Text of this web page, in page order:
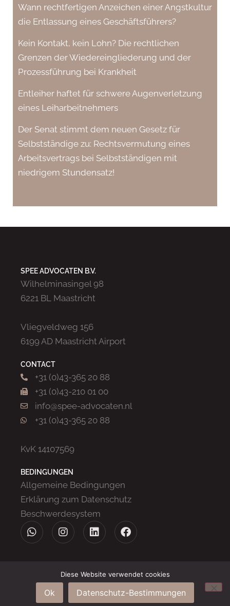
Wann rechtfertigen Anzeichen einer Angstkultur
die Entlassung eines Geschäftsführers?
Kein Kontakt, kein Lohn? Die rechtlichen
Grenzen der Wiedereingliederung und der
Prozessführung bei Krankheit
Entleiher haftet für schwere Augenverletzung
eines Leiharbeitnehmers
Der Senat stimmt dem neuen Gesetz für
Selbstständige zu: Rechtsvermutung eines
Arbeitsvertrags bei Selbstständigen mit
niedrigem Stundensatz!
SPEE ADVOCATEN B.V.
Wilhelminasingel 98
6221 BL Maastricht
Vliegveldweg 156
6199 AD Maastricht Airport
CONTACT
+31 (0)43-365 20 88
+31 (0)43-210 01 00
info@spee-advocaten.nl
+31 (0)43-365 20 88
KvK 14107569
BEDINGUNGEN
Allgemeine Bedingungen
Erklärung zum Datenschutz
Beschwerdesystem
© 2026SPEE advocaten & mediation | 043WEB ☆ Webdesign Maastricht
Diese Website verwendet cookies
Ok Datenschutz-Bestimmungen